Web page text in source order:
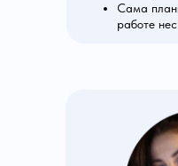
Сама
работе